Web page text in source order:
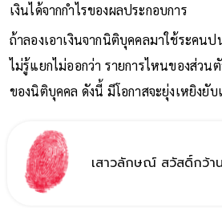
เงินได้จากกำไรของผลประกอบการ
ถ้าลองเอาเงินจากนิติบุคคลมาใช้ระคน
ไม่รู้แยกไม่ออกว่า รายการไหนของส่วน
ของนิติบุคคล ดังนี้ มีโอกาสจะยุ่งเหยิงยั
เสาวลักษณ์ สวัสดิ์กว้าน